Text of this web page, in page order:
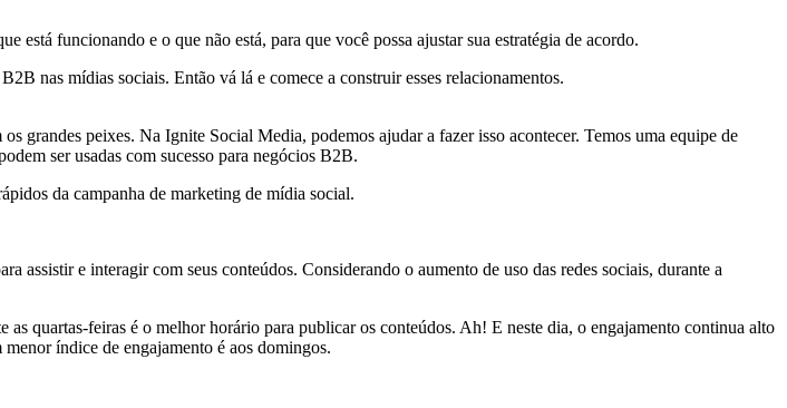
está funcionando e o que não está, para que você possa ajustar sua estratégia de acordo.
nas mídias sociais. Então vá lá e comece a construir esses relacionamentos.
grandes peixes. Na Ignite Social Media, podemos ajudar a fazer isso acontecer. Temos uma equipe de
ser usadas com sucesso para negócios B2B.
da campanha de marketing de mídia social.
assistir e interagir com seus conteúdos. Considerando o aumento de uso das redes sociais, durante a
quartas-feiras é o melhor horário para publicar os conteúdos. Ah! E neste dia, o engajamento continua alto
índice de engajamento é aos domingos.